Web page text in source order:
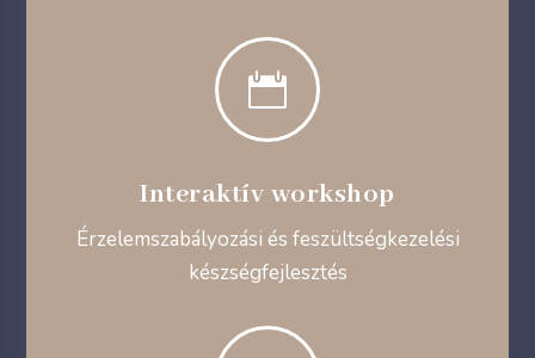

Interaktív workshop
Érzelemszabályozási és feszültségkezelési
készségfejlesztés